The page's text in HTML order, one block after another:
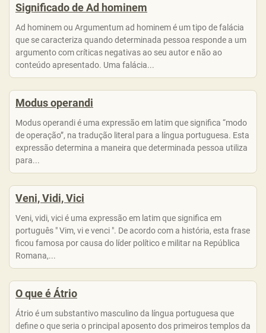
Significado de Ad hominem
Ad hominem ou Argumentum ad hominem é um tipo de falácia
que se caracteriza quando determinada pessoa responde a um
argumento com críticas negativas ao seu autor e não ao
conteúdo apresentado. Uma falácia...
Modus operandi
Modus operandi é uma expressão em latim que significa “modo
de operação”, na tradução literal para a língua portuguesa. Esta
expressão determina a maneira que determinada pessoa utiliza
para...
Veni, Vidi, Vici
Veni, vidi, vici é uma expressão em latim que significa em
português " Vim, vi e venci ". De acordo com a história, esta frase
ficou famosa por causa do líder político e militar na República
Romana,...
O que é Átrio
Átrio é um substantivo masculino da língua portuguesa que
define o que seria o principal aposento dos primeiros templos da